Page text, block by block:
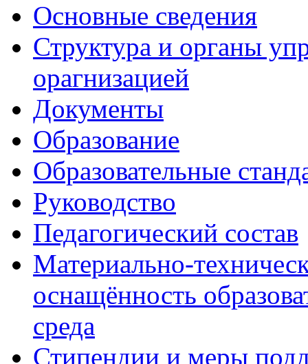
Основные сведения
Структура и органы
орагнизацией
Документы
Образование
Образовательные
Руководство
Педагогический состав
Материально-
оснащённость
среда
Стипендии и меры